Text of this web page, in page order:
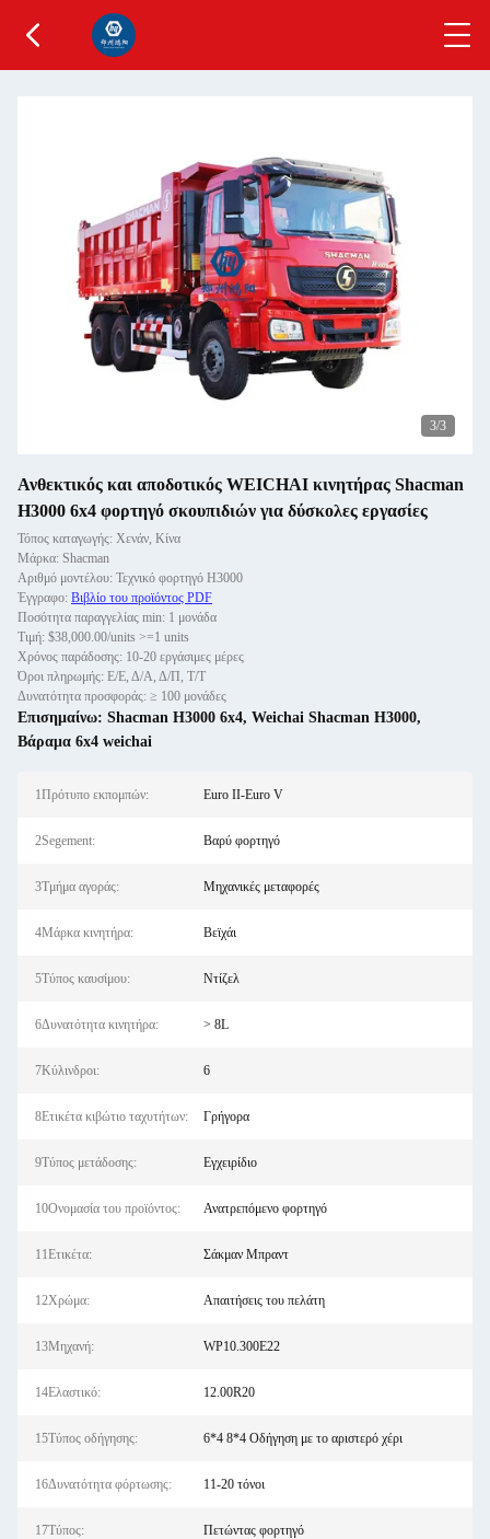
1/3
Ανθεκτικός και αποδοτικός WEICHAI κινητήρας Shacman
H3000 6x4 φορτηγό σκουπιδιών για δύσκολες εργασίες
Τόπος καταγωγής: Χενάν, Κίνα
Μάρκα: Shacman
Αριθμό μοντέλου: Τεχνικό φορτηγό H3000
Έγγραφο: Βιβλίο του προϊόντος PDF
Ποσότητα παραγγελίας min: 1 μονάδα
Τιμή: $38,000.00/units >=1 units
Χρόνος παράδοσης: 10-20 εργάσιμες μέρες
Όροι πληρωμής: Ε/Ε, Δ/Α, Δ/Π, Τ/Τ
Δυνατότητα προσφοράς: ≥ 100 μονάδες
Επισημαίνω: Shacman H3000 6x4, Weichai Shacman H3000,
Βάραμα 6x4 weichai
1Πρότυπο εκπομπών: Euro II-Euro V
2Segement: Βαρύ φορτηγό
3Τμήμα αγοράς: Μηχανικές μεταφορές
4Μάρκα κινητήρα: Βεϊχάι
5Τύπος καυσίμου: Ντίζελ
6Δυνατότητα κινητήρα: > 8L
7Κύλινδροι: 6
8Ετικέτα κιβώτιο ταχυτήτων: Γρήγορα
9Τύπος μετάδοσης: Εγχειρίδιο
10Ονομασία του προϊόντος: Ανατρεπόμενο φορτηγό
11Ετικέτα: Σάκμαν Μπραντ
12Χρώμα: Απαιτήσεις του πελάτη
13Μηχανή: WP10.300E22
14Ελαστικό: 12.00R20
15Τύπος οδήγησης: 6*4 8*4 Οδήγηση με το αριστερό χέρι
16Δυνατότητα φόρτωσης: 11-20 τόνοι
17Τύπος: Πετώντας φορτηγό